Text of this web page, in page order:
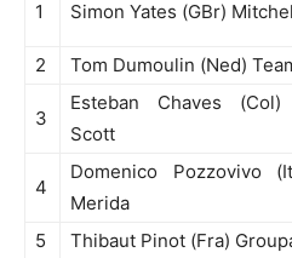
1 Simon Yates (GBr)
2
Tom Dumoulin (Ned)
3
Esteban Chaves (Col)
Scott
4
Domenico Pozzovivo
Merida
5 Thibaut Pinot (Fra)